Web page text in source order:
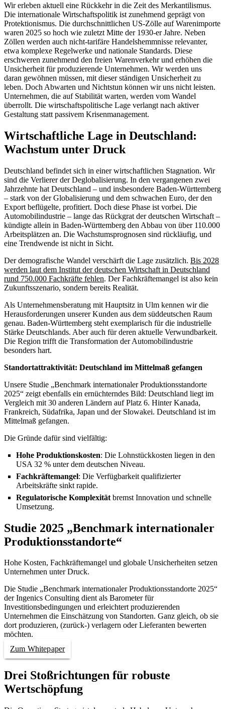
Wir erleben aktuell eine Rückkehr in die Zeit des Merkantilismus.
Die internationale Wirtschaftspolitik ist zunehmend geprägt von
Protektionismus. Die durchschnittlichen US-Zölle auf Warenimporte
waren 2025 so hoch wie zuletzt Mitte der 1930-er Jahre. Neben
Zöllen werden auch nicht-tarifäre Handelshemmnisse relevanter,
etwa komplexe Regelwerke und nationale Standards. Diese
erschweren zunehmend den freien Warenverkehr und erhöhen die
Unsicherheit für produzierende Unternehmen. Wir werden uns
daran gewöhnen müssen, mit dieser ständigen Unsicherheit zu
leben. Doch Abwarten und Nichtstun können wir uns nicht leisten.
Unternehmen, die auf Stabilität warten, werden vom Wandel
überrollt. Die wirtschaftspolitische Lage verlangt nach aktiver
Gestaltung statt passivem Krisenmanagement.
Wirtschaftliche Lage in Deutschland:
Wachstum unter Druck
Deutschland befindet sich in einer wirtschaftlichen Stagnation. Wir
sind die Verlierer der Deglobalisierung. In den vergangenen zwei
Jahrzehnte hat Deutschland – und insbesondere Baden-Württemberg
– stark von der Globalisierung und dem schwachen Euro, der den
Export beflügelte, profitiert. Doch diese Phase ist vorbei. Die
Automobilindustrie – lange das Rückgrat der deutschen Wirtschaft –
kündigte allein in Baden-Württemberg den Abbau von über 110.000
Arbeitsplätzen an. Die Wachstumsprognosen sind rückläufig, und
eine Trendwende ist nicht in Sicht.
Der demografische Wandel verschärft die Lage zusätzlich. Bis 2028
werden laut dem Institut der deutschen Wirtschaft in Deutschland
rund 750.000 Fachkräfte fehlen. Der Fachkräftemangel ist also kein
Zukunftsszenario, sondern bereits Realität.
Als Unternehmensberatung mit Hauptsitz in Ulm kennen wir die
Herausforderungen unserer Kunden aus dem süddeutschen Raum
genau. Baden-Württemberg steht exemplarisch für die industrielle
Stärke Deutschlands. Aber auch für deren aktuelle Verwundbarkeit.
Die Region trifft die Transformation der Automobilindustrie
besonders hart.
Standortattraktivität: Deutschland im Mittelmaß gefangen
Unsere Studie „Benchmark internationaler Produktionsstandorte
2025“ zeigt ebenfalls ein ernüchterndes Bild: Deutschland liegt im
Vergleich mit 30 anderen Ländern auf Platz 6. Hinter Kanada,
Frankreich, Südafrika, Japan und der Slowakei. Deutschland ist im
Mittelmaß gefangen.
Die Gründe dafür sind vielfältig:
Hohe Produktionskosten: Die Lohnstückkosten liegen in den
USA 32 % unter dem deutschen Niveau.
Fachkräftemangel: Die Verfügbarkeit qualifizierter
Arbeitskräfte sinkt rapide.
Regulatorische Komplexität bremst Innovation und schnelle
Umsetzung.
Studie 2025 „Benchmark internationaler
Produktionsstandorte“
Hohe Kosten, Fachkräftemangel und globale Unsicherheiten setzen
Unternehmen unter Druck.
Die Studie „Benchmark internationaler Produktionsstandorte 2025“
der Ingenics Consulting dient als Barometer für
Investitionsbedingungen und erleichtert produzierenden
Unternehmen die Einschätzung von Standorten. Ganz gleich, ob sie
dort produzieren, (zurück-) verlagern oder Lieferanten bewerten
möchten.
Zum Whitepaper
Drei Stoßrichtungen für robuste
Wertschöpfung